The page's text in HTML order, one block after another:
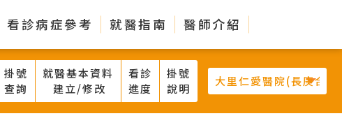
看診病症參考 就醫指南 醫師介紹
掛號
查詢
就醫基本資料
建立/修改
看診
進度
掛號
說明